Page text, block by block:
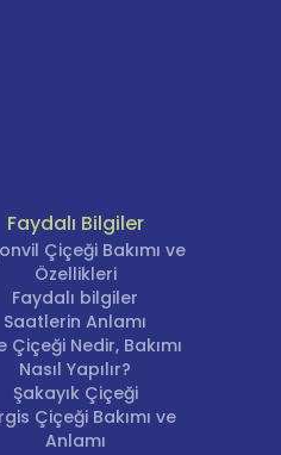
Faydalı Bilgiler
Çiçeği Bakımı ve
Özellikleri
Faydalı bilgiler
Saatlerin Anlamı
Çiçeği Nedir, Bakımı
Nasıl Yapılır?
Şakayık Çiçeği
Çiçeği Bakımı ve
Anlamı